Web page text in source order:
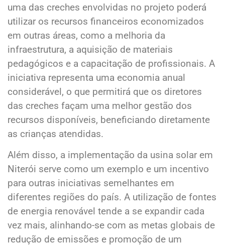
uma das creches envolvidas no projeto poderá
utilizar os recursos financeiros economizados
em outras áreas, como a melhoria da
infraestrutura, a aquisição de materiais
pedagógicos e a capacitação de profissionais. A
iniciativa representa uma economia anual
considerável, o que permitirá que os diretores
das creches façam uma melhor gestão dos
recursos disponíveis, beneficiando diretamente
as crianças atendidas.
Além disso, a implementação da usina solar em
Niterói serve como um exemplo e um incentivo
para outras iniciativas semelhantes em
diferentes regiões do país. A utilização de fontes
de energia renovável tende a se expandir cada
vez mais, alinhando-se com as metas globais de
redução de emissões e promoção de um